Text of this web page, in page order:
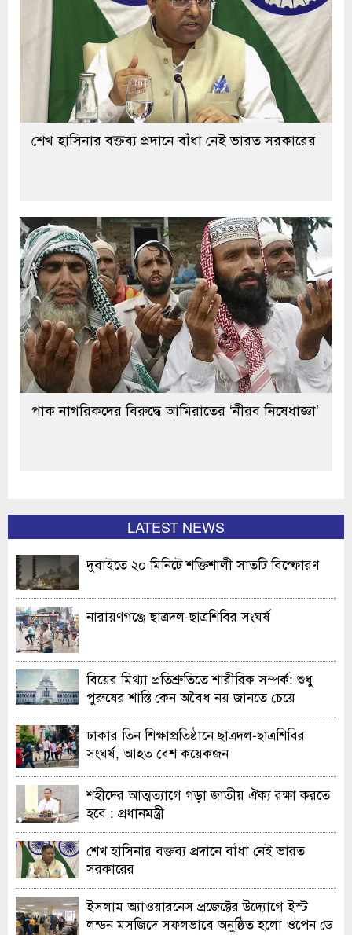
শেখ হাসিনার বক্তব্য প্রদানে বাঁধা নেই ভারত সরকারের
পাক নাগরিকদের বিরুদ্ধে আমিরাতের ‘নীরব নিষেধাজ্ঞা’
LATEST NEWS
দুবাইতে ২০ মিনিটে শক্তিশালী সাতটি বিস্ফোরণ
নারায়ণগঞ্জে ছাত্রদল-ছাত্রশিবির সংঘর্ষ
বিয়ের মিথ্যা প্রতিশ্রুতিতে শারীরিক সম্পর্ক: শুধু
পুরুষের শাস্তি কেন অবৈধ নয় জানতে চেয়ে
হাইকোর্টের রুল
ঢাকার তিন শিক্ষাপ্রতিষ্ঠানে ছাত্রদল-ছাত্রশিবির
সংঘর্ষ, আহত বেশ কয়েকজন
শহীদের আত্মত্যাগে গড়া জাতীয় ঐক্য রক্ষা করতে
হবে : প্রধানমন্ত্রী
শেখ হাসিনার বক্তব্য প্রদানে বাঁধা নেই ভারত
সরকারের
ইসলাম অ্যাওয়ারনেস প্রজেক্টের উদ্যোগে ইস্ট
লন্ডন মসজিদে সফলভাবে অনুষ্ঠিত হলো ওপেন ডে